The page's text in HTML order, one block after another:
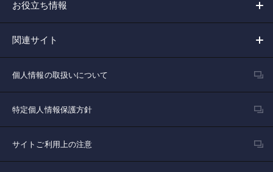
お役立ち情報
関連サイト
個人情報の取扱いについて
特定個人情報保護方針
サイトご利用上の注意